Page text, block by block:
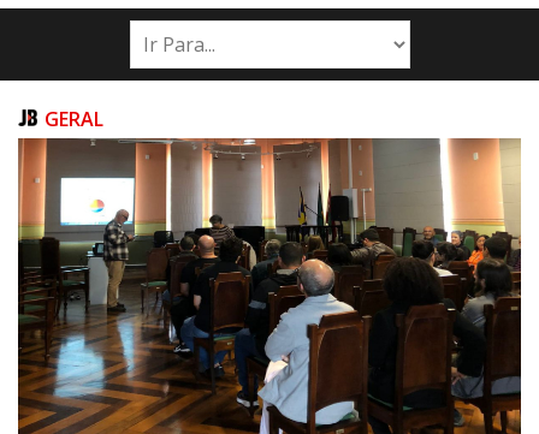
INÍCIO
NOTÍCIAS
PUBLICAÇÕES LEGAIS
CONTATO
GERAL